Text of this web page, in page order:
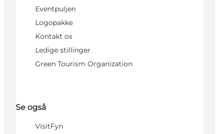
Eventpuljen
Logopakke
Kontakt os
Ledige stillinger
Green Tourism Organization
Se også
VisitFyn